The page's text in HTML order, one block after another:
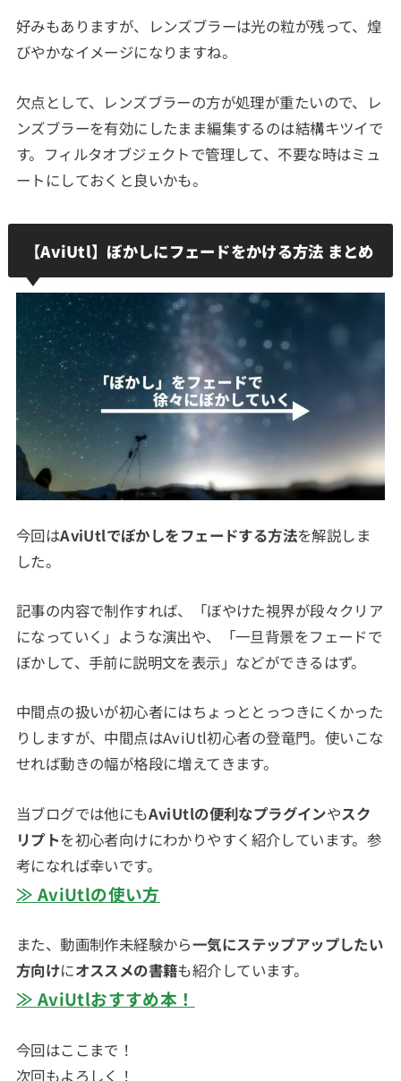
好みもありますが、レンズブラーは光の粒が残って、煌
びやかなイメージになりますね。
欠点として、レンズブラーの方が処理が重たいので、レ
ンズブラーを有効にしたまま編集するのは結構キツイで
す。フィルタオブジェクトで管理して、不要な時はミュ
ートにしておくと良いかも。
【AviUtl】ぼかしにフェードをかける方法 まとめ
今回はAviUtlでぼかしをフェードする方法を解説しま
した。
記事の内容で制作すれば、「ぼやけた視界が段々クリア
になっていく」ような演出や、「一旦背景をフェードで
ぼかして、手前に説明文を表示」などができるはず。
中間点の扱いが初心者にはちょっととっつきにくかった
りしますが、中間点はAviUtl初心者の登竜門。使いこな
せれば動きの幅が格段に増えてきます。
当ブログでは他にもAviUtlの便利なプラグインやスク
リプトを初心者向けにわかりやすく紹介しています。参
考になれば幸いです。
≫ AviUtlの使い方
また、動画制作未経験から一気にステップアップしたい
方向けにオススメの書籍も紹介しています。
≫ AviUtlおすすめ本！
今回はここまで！
次回もよろしく！